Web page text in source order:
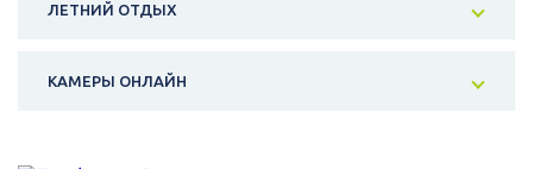
ЛЕТНИЙ ОТДЫХ
КАМЕРЫ ОНЛАЙН